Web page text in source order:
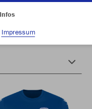
Impressum